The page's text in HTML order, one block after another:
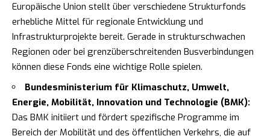
Europäische Union stellt über verschiedene Strukturfonds
erhebliche Mittel für regionale Entwicklung und
Infrastrukturprojekte bereit. Gerade in strukturschwachen
Regionen oder bei grenzüberschreitenden Busverbindungen
können diese Fonds eine wichtige Rolle spielen.
Bundesministerium für Klimaschutz, Umwelt,
Energie, Mobilität, Innovation und Technologie (BMK):
Das BMK initiiert und fördert spezifische Programme im
Bereich der Mobilität und des öffentlichen Verkehrs, die auf